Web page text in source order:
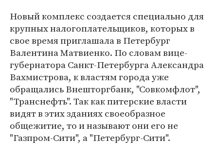
Новый комплекс создается специально для
крупных налогоплательщиков, которых в
свое время приглашала в Петербург
Валентина Матвиенко. По словам вице-
губернатора Санкт-Петербурга Александра
Вахмистрова, к властям города уже
обращались Внешторгбанк, "Совкомфлот",
"Транснефть". Так как питерские власти
видят в этих зданиях своеобразное
общежитие, то и называют они его не
"Газпром-Сити", а "Петербург-Сити".